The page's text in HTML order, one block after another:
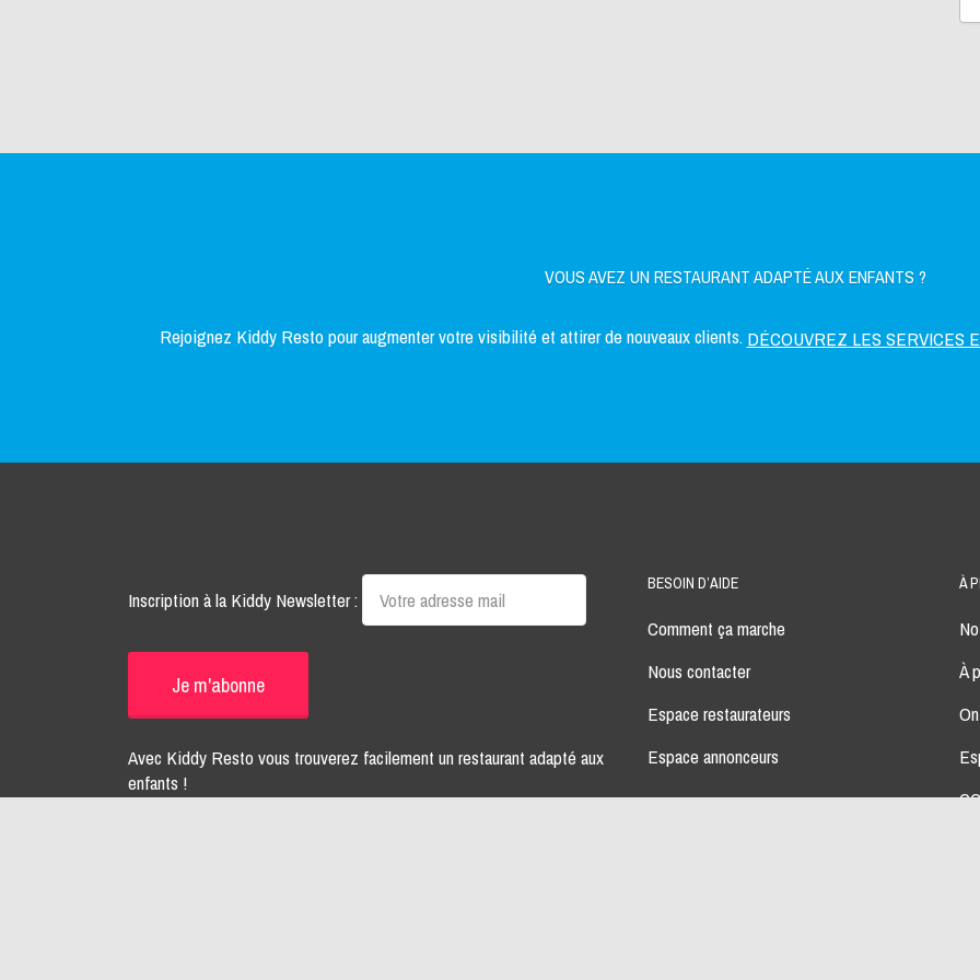
VOUS AVEZ UN RESTAURANT ADAPTÉ AUX ENFANTS ?
Rejoignez Kiddy Resto pour augmenter votre visibilité et attirer de nouveaux clients. DÉCOUVREZ LES SERVICES
Inscription à la Kiddy Newsletter :
Avec Kiddy Resto vous trouverez facilement un restaurant adapté aux
enfants !
BESOIN D’AIDE
Comment ça marche
Nous contacter
Espace restaurateurs
Espace annonceurs
À
À